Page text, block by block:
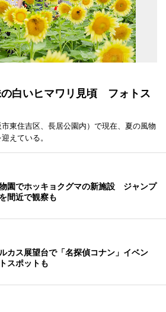
白いヒマワリ見頃 フォトス
東住吉区、長居公園内）で現在、夏の風物
えている。
園でホッキョクグマの新施設 ジャンプ
間近で観察も
カス展望台で「名探偵コナン」イベン
スポットも